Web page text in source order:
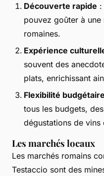
Découverte rapide :
pouvez goûter à
romaines.
Expérience
souvent des
plats, enrichissant
Flexibilité budgétaire
tous les budgets,
dégustations de vins
Les marchés locaux
Les marchés romains
Testaccio sont des